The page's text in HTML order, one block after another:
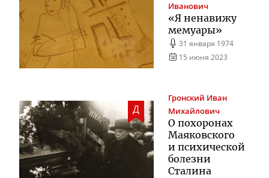
Иванович
«Я ненавижу
мемуары»
31 января 1974
15 июня 2023
Д
Гронский Иван
Михайлович
О похоронах
Маяковского
и психической
болезни
Сталина